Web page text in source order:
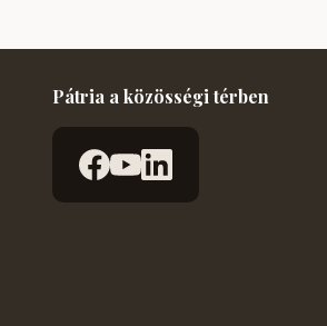
Pátria a közösségi térben